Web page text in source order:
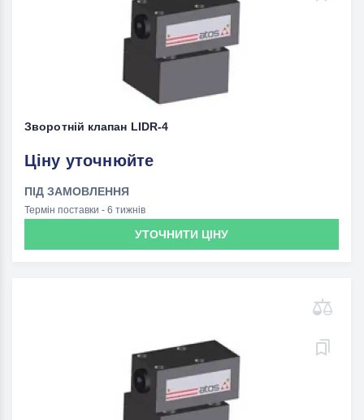
Зворотній клапан LIDR-4
Ціну уточнюйте
ПІД ЗАМОВЛЕННЯ
Термін поставки - 6 тижнів
УТОЧНИТИ ЦІНУ